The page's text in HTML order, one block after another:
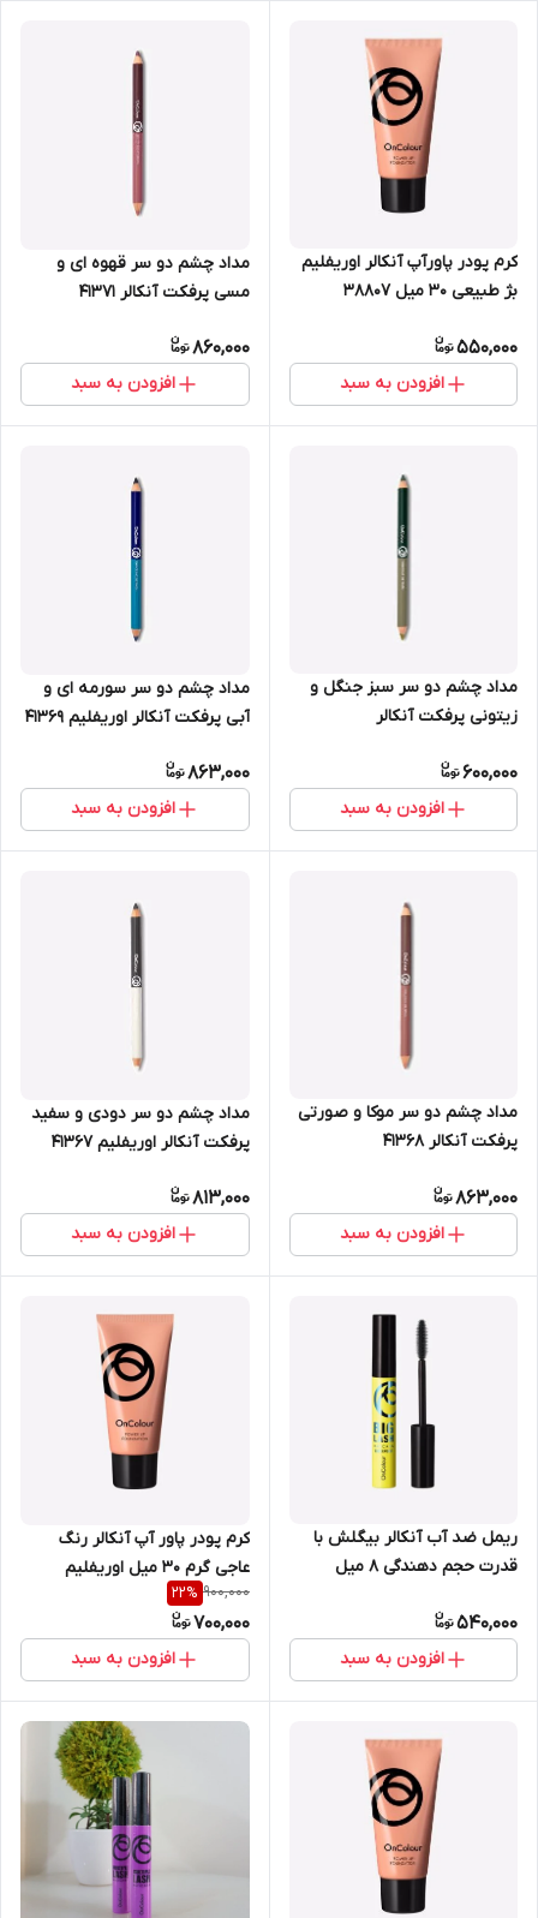
کرم پودر پاورآپ آنکالر اوریفلیم
بژ طبیعی 30 میل 38807
550,000
افزودن به سبد
مداد چشم دو سر قهوه ای و
مسی پرفکت آنکالر 41371
860,000
افزودن به سبد
مداد چشم دو سر سبز جنگل و
زیتونی پرفکت آنکالر
600,000
افزودن به سبد
مداد چشم دو سر سورمه ای و
آبی پرفکت آنکالر اوریفلیم 41369
863,000
افزودن به سبد
مداد چشم دو سر موکا و صورتی
پرفکت آنکالر 41368
863,000
افزودن به سبد
مداد چشم دو سر دودی و سفید
پرفکت آنکالر اوریفلیم 41367
813,000
افزودن به سبد
ریمل ضد آب آنکالر بیگلش با
قدرت حجم دهندگی 8 میل
540,000
افزودن به سبد
کرم پودر پاور آپ آنکالر رنگ
عاجی گرم 30 میل اوریفلیم
شماره 38806
900,000
22%
700,000
افزودن به سبد